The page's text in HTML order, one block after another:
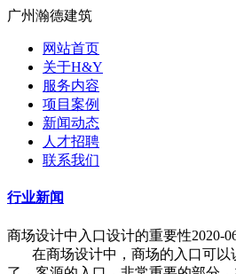
广州瀚德建筑
网站首页
关于H&Y
服务内容
项目案例
新闻动态
人才招聘
联系我们
行业新闻
商场设计中入口设计的重要性2020-
在商场设计中，商场的入口可以